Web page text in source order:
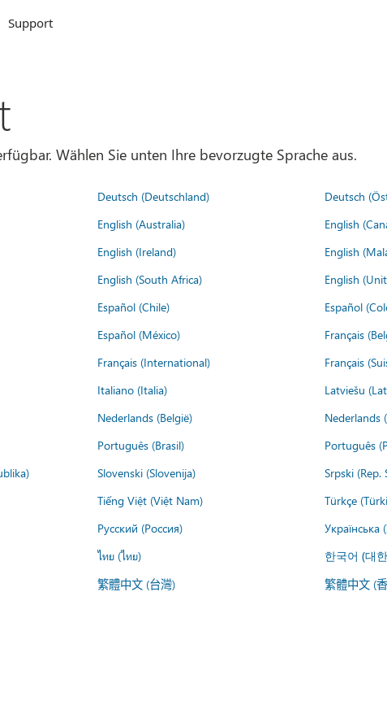
Support
Wählen Sie unten Ihre bevorzugte Sprache aus.
Deutsch (Deutschland)
Deutsch
English (Australia)
English
English (Ireland)
English
English (South Africa)
English
Español (Chile)
Español
Español (México)
Français
Français (International)
Français
Italiano (Italia)
Latviešu
Nederlands (België)
Nederlands
Português (Brasil)
Português
Slovenski (Slovenija)
Srpski (Rep.
Tiếng Việt (Việt Nam)
Türkçe
Русский (Россия)
Українська
ไทย (ไทย) 한국어 (대
繁體中文 (台灣) 繁體中文 (